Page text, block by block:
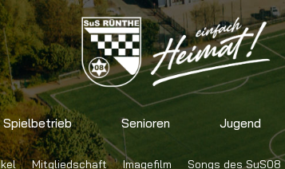
Spielbetrieb Senioren Jugend
Mitgliedschaft Imagefilm Songs des SuS08